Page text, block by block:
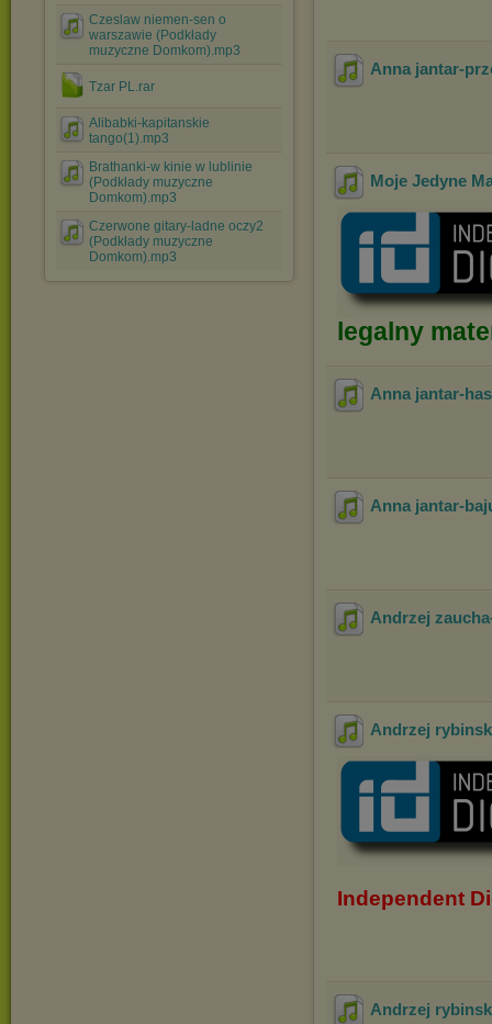
Czeslaw niemen-sen o
warszawie (Podkłady
muzyczne Domkom).mp3
Tzar PL.rar
Alibabki-kapitanskie
tango(1).mp3
Brathanki-w kinie w lublinie
(Podkłady muzyczne
Domkom).mp3
Czerwone gitary-ladne oczy2
(Podkłady muzyczne
Domkom).mp3
Anna jantar-
Moje Jedyne
legalny
Anna jantar-
Anna jantar-
Andrzej
Andrzej
Independent
Andrzej